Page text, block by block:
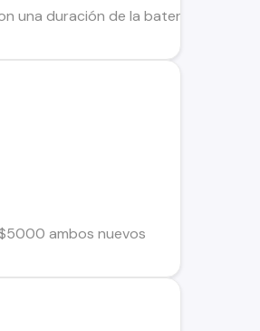
una duración de la batería de 7
ambos nuevos